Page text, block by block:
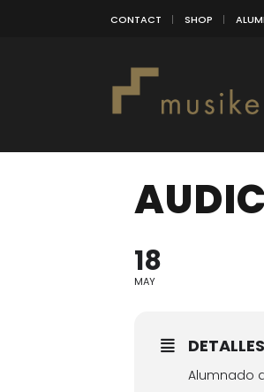
CONTACT SHOP
18
MAY
Alumnado